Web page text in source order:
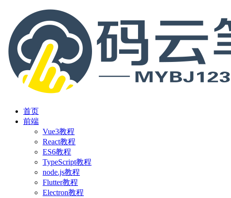
首页
前端
Vue3教程
React教程
ES6教程
TypeScript教程
node.js教程
Flutter教程
Electron教程